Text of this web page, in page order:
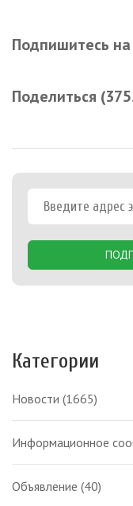
Подпишитесь
Поделиться
Категории
Новости (1665)
Информационное
Объявление (40)